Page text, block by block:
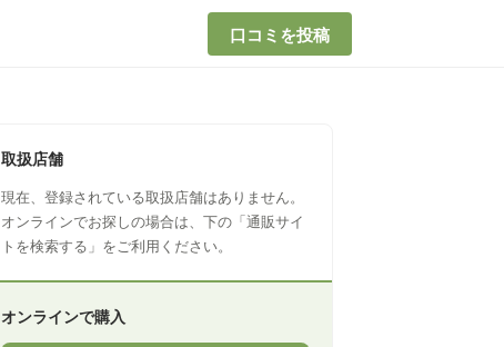
口コミを投稿
取扱店舗
現在、登録されている取扱店舗はありません。
オンラインでお探しの場合は、下の「通販サイ
トを検索する」をご利用ください。
オンラインで購入